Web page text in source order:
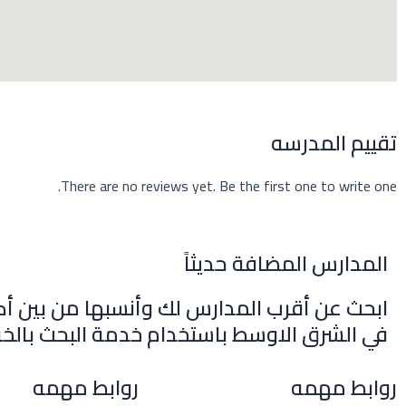
تقييم المدرسه
There are no reviews yet. Be the first one to write one.
المدارس المضافة حديثاً
ابحث عن أقرب المدارس لك وأنسبها من بين
في الشرق الاوسط باستخدام خدمة البحث
روابط مهمه روابط مهمه